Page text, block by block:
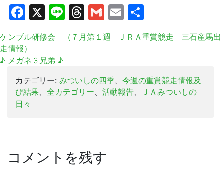
Facebook
X LineThreads
Gmail
Email
有
ケンブル研修会 （７月第１週 ＪＲＡ重賞競走 三石産馬出
走情報）
♪ メガネ３兄弟 ♪
カテゴリー: みついしの四季、 今週の重賞競走情報及
び結果、 全カテゴリー、 活動報告、
ＪＡみついしの
日々
コメントを残す